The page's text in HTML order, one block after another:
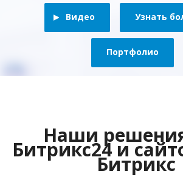
Видео Узнать
Портфолио
Наши
Битрикс24 и
Битрикс